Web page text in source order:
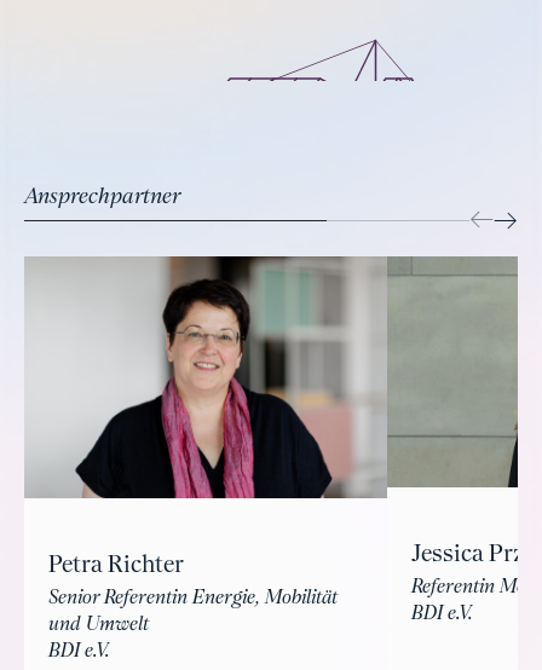
Ansprechpartner
Petra Richter
Senior Referentin Energie, Mobilität
und Umwelt
BDI e.V.
Jessica
Referentin
BDI e.V.